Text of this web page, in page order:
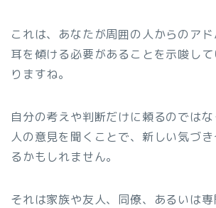
これは、あなたが周囲の人からのア
耳を傾ける必要があることを示唆し
りますね。
自分の考えや判断だけに頼るのでは
人の意見を聞くことで、新しい気づ
るかもしれません。
それは家族や友人、同僚、あるいは